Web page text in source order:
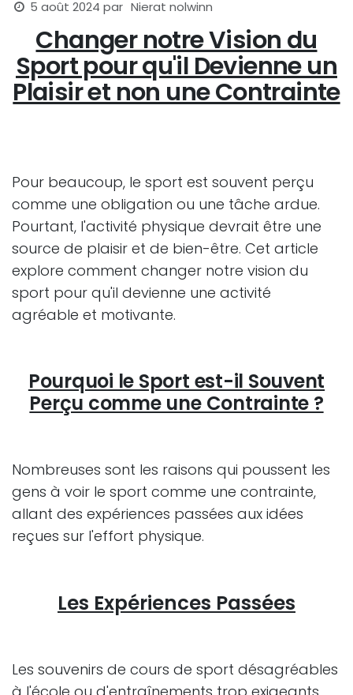
5 août 2024 par Nierat nolwinn
Changer notre Vision du
Sport pour qu'il Devienne un
Plaisir et non une Contrainte
Pour beaucoup, le sport est souvent perçu
comme une obligation ou une tâche ardue.
Pourtant, l'activité physique devrait être une
source de plaisir et de bien-être. Cet article
explore comment changer notre vision du
sport pour qu'il devienne une activité
agréable et motivante.
Pourquoi le Sport est-il Souvent
Perçu comme une Contrainte ?
Nombreuses sont les raisons qui poussent les
gens à voir le sport comme une contrainte,
allant des expériences passées aux idées
reçues sur l'effort physique.
Les Expériences Passées
Les souvenirs de cours de sport désagréables